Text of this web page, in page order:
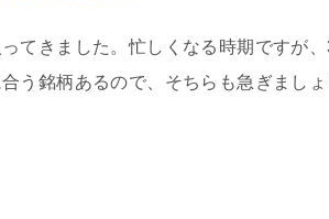
てきました。忙しくなる時期ですが
う銘柄あるので、そちらも急ぎましょ